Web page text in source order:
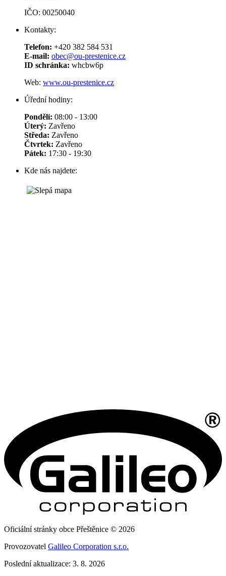
IČO: 00250040
Kontakty:
Telefon: +420 382 584 531
E-mail: obec@ou-prestenice.cz
ID schránka: whcbw6p
Web: www.ou-prestenice.cz
Úřední hodiny:
Pondělí: 08:00 - 13:00
Úterý: Zavřeno
Středa: Zavřeno
Čtvrtek: Zavřeno
Pátek: 17:30 - 19:30
Kde nás najdete:
Oficiální stránky obce Přeštěnice © 2026
Provozovatel Galileo Corporation s.r.o.
Poslední aktualizace: 3. 8. 2026